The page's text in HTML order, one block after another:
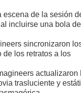
escena de la sesión
incluirse una bola
sincronizaron
de los retratos a los
actualizaron
trasluciente y